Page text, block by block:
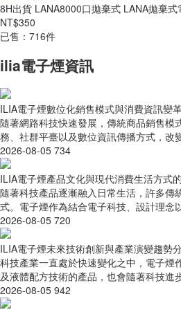
8H出貨 LANA8000口拋棄式 LANA拋棄式
NT$350
已售：716件
ilia電子煙資訊
ILIA電子煙數位化銷售模式與消費資訊變
隨著網路科技快速發展，傳統商品銷售模
務、社群平臺以及數位資訊傳播方式，改
2026-08-05 734
ILIA電子煙產品文化與現代消費生活方式
隨著科技產品逐漸融入日常生活，許多傳
式。電子煙作為結合電子科技、設計理念
2026-08-05 720
ILIA電子煙未來技術創新與產業演變趨勢
科技產業一直處於快速變化之中，電子煙
及液體配方技術的產品，也會隨著科技進
2026-08-05 942